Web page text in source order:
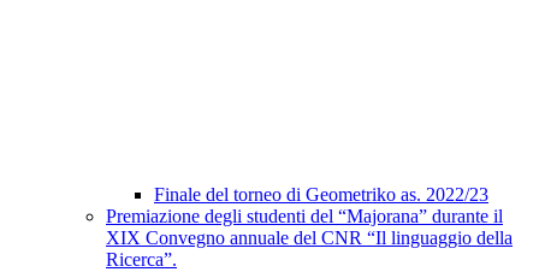
Finale del torneo di Geometriko as. 2022/23
Premiazione degli studenti del “Majorana” durante il
XIX Convegno annuale del CNR “Il linguaggio della
Ricerca”.